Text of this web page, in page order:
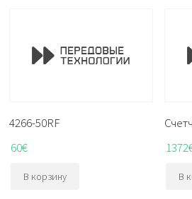
4266-50RF
60€
В корзину
1372
В